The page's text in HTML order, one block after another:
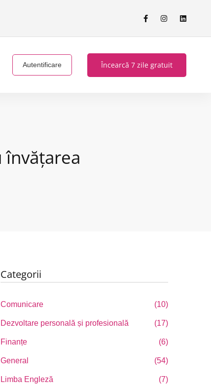
Autentificare Încearcă 7 zile gratuit
învățarea
Categorii
Comunicare (10)
Dezvoltare personală și profesională (17)
Finanțe (6)
General (54)
Limba Engleză (7)